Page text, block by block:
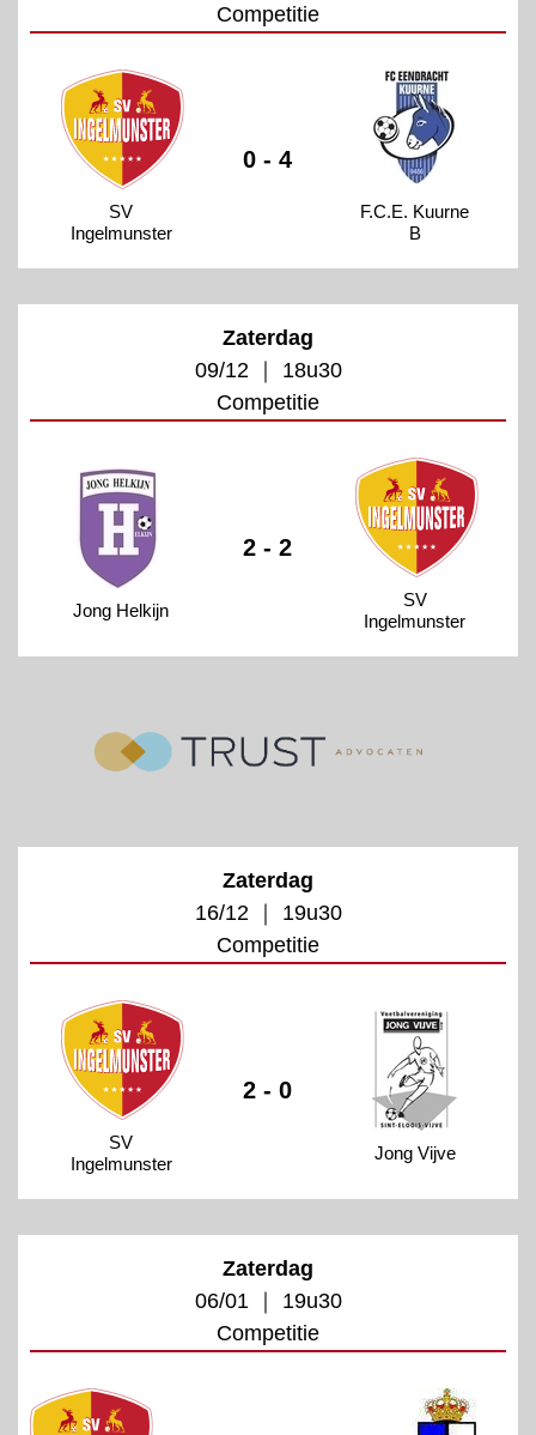
Competitie
SV
Ingelmunster
0 - 4
F.C.E. Kuurne
B
Zaterdag
09/12 ｜ 18u30
Competitie
Jong Helkijn
2 - 2
SV
Ingelmunster
Zaterdag
16/12 ｜ 19u30
Competitie
SV
Ingelmunster
2 - 0
Jong Vijve
Zaterdag
06/01 ｜ 19u30
Competitie